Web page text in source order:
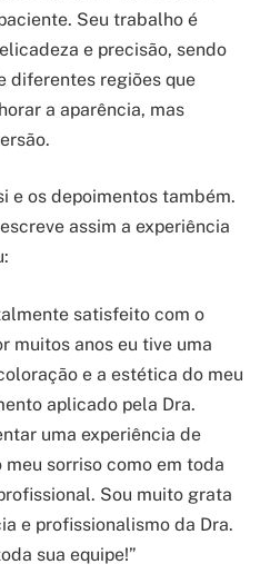
Seu trabalho é
e precisão, sendo
diferentes regiões que
a aparência, mas
e os depoimentos também.
assim a experiência
satisfeito com o
muitos anos eu tive uma
e a estética do meu
aplicado pela Dra.
uma experiência de
sorriso como em toda
Sou muito grata
e profissionalismo da Dra.
sua equipe!”